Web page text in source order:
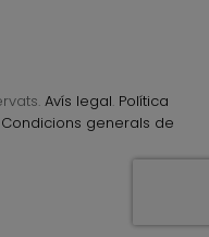
Avís legal. Política
Condicions generals de